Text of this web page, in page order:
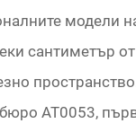
модели
сантиметър
AT0053,